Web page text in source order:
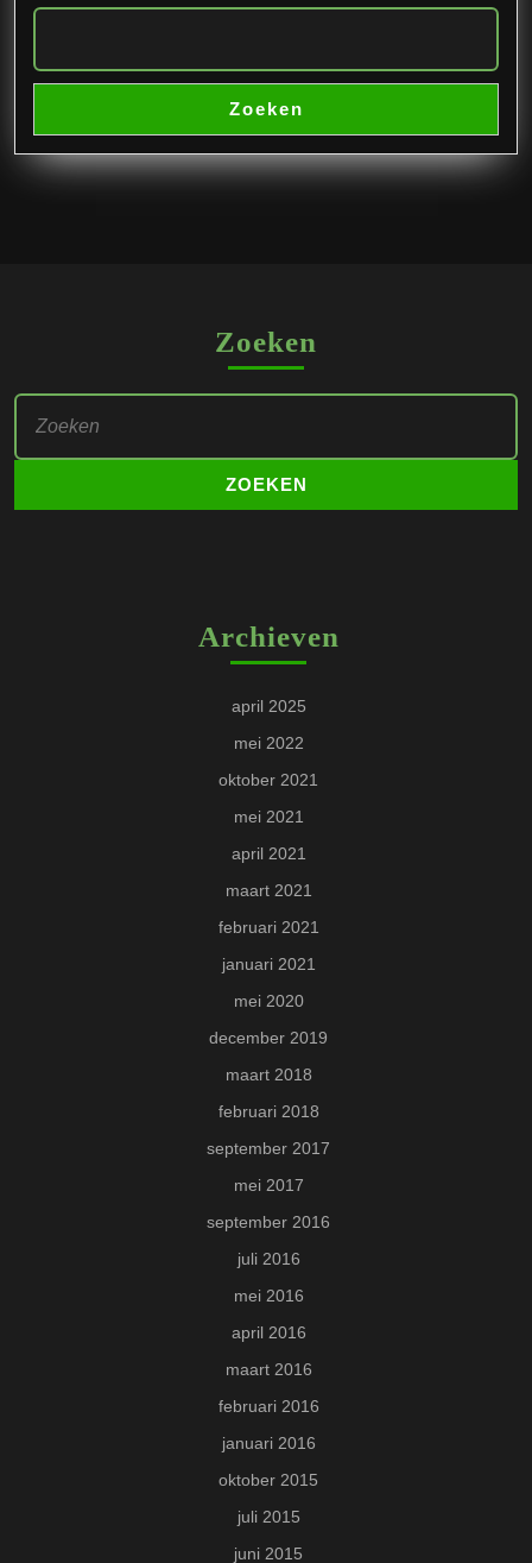
Zoeken
Zoeken
Zoek
naar:
Archieven
april 2025
mei 2022
oktober 2021
mei 2021
april 2021
maart 2021
februari 2021
januari 2021
mei 2020
december 2019
maart 2018
februari 2018
september 2017
mei 2017
september 2016
juli 2016
mei 2016
april 2016
maart 2016
februari 2016
januari 2016
oktober 2015
juli 2015
juni 2015